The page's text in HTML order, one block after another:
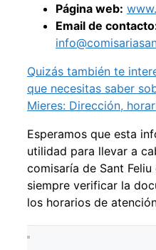
Página web:
Email de
Quizás también te
que necesitas saber
Mieres: Dirección,
Esperamos que esta
utilidad para llevar a
comisaría de Sant
siempre verificar la
los horarios de